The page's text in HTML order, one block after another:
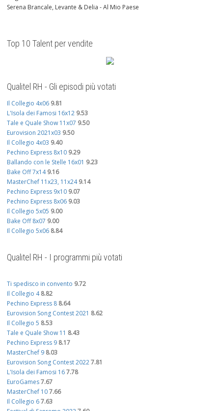
Serena Brancale, Levante & Delia - Al Mio Paese
Top 10 Talent per vendite
Qualitel RH - Gli episodi più votati
Il Collegio 4x06 9.81
L'Isola dei Famosi 16x12 9.53
Tale e Quale Show 11x07 9.50
Eurovision 2021x03 9.50
Il Collegio 4x03 9.40
Pechino Express 8x10 9.29
Ballando con le Stelle 16x01 9.23
Bake Off 7x14 9.16
MasterChef 11x23, 11x24 9.14
Pechino Express 9x10 9.07
Pechino Express 8x06 9.03
Il Collegio 5x05 9.00
Bake Off 8x07 9.00
Il Collegio 5x06 8.84
Qualitel RH - I programmi più votati
Ti spedisco in convento 9.72
Il Collegio 4 8.82
Pechino Express 8 8.64
Eurovision Song Contest 2021 8.62
Il Collegio 5 8.53
Tale e Quale Show 11 8.43
Pechino Express 9 8.17
MasterChef 9 8.03
Eurovision Song Contest 20227.81
L'Isola dei Famosi 167.78
EuroGames7.67
MasterChef 107.66
Il Collegio 67.63